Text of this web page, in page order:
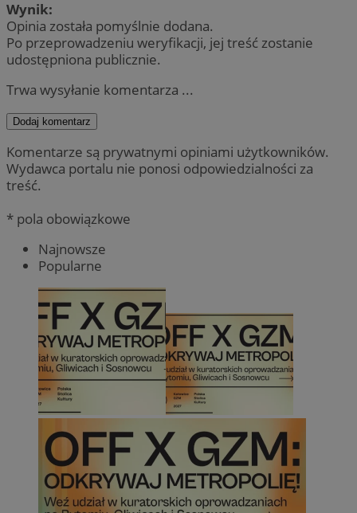
Wynik:
Opinia została pomyślnie dodana.
Po przeprowadzeniu weryfikacji, jej treść zostanie
udostępniona publicznie.
Trwa wysyłanie komentarza ...
Dodaj komentarz
Komentarze są prywatnymi opiniami użytkowników.
Wydawca portalu nie ponosi odpowiedzialności za
treść.
* pola obowiązkowe
Najnowsze
Popularne